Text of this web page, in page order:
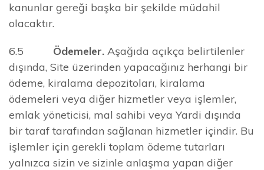
kanunlar gereği başka bir şekilde müdahil
olacaktır.
6.5 Ödemeler. Aşağıda açıkça belirtilenler
dışında, Site üzerinden yapacağınız herhangi bir
ödeme, kiralama depozitoları, kiralama
ödemeleri veya diğer hizmetler veya işlemler,
emlak yöneticisi, mal sahibi veya Yardi dışında
bir taraf tarafından sağlanan hizmetler içindir. Bu
işlemler için gerekli toplam ödeme tutarları
yalnızca sizin ve sizinle anlaşma yapan diğer